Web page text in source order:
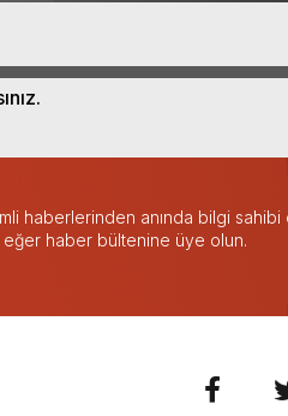
haberlerinden anında bilgi sahibi
eğer haber bültenine üye olun.